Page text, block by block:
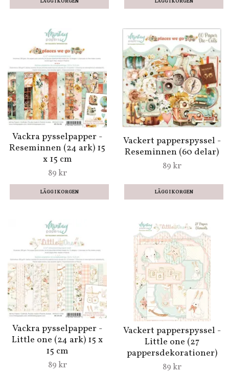
Vackra pysselpapper -
Reseminnen (24 ark) 15
x 15 cm
89 kr
Vackert papperspyssel -
Reseminnen (60 delar)
89 kr
Vackra pysselpapper -
Little one (24 ark) 15 x
15 cm
89 kr
Vackert papperspyssel -
Little one (27
pappersdekorationer)
89 kr